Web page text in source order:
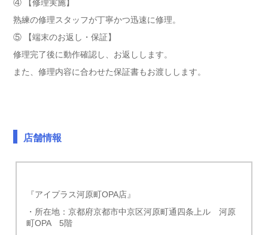
④ 【修理実施】
熟練の修理スタッフが丁寧かつ迅速に修理。
⑤ 【端末のお返し・保証】
修理完了後に動作確認し、お返しします。
また、修理内容に合わせた保証書もお渡しします。
店舗情報
『アイプラス河原町OPA店』
・所在地：京都府京都市中京区河原町通四条上ル 河原
町OPA 5階